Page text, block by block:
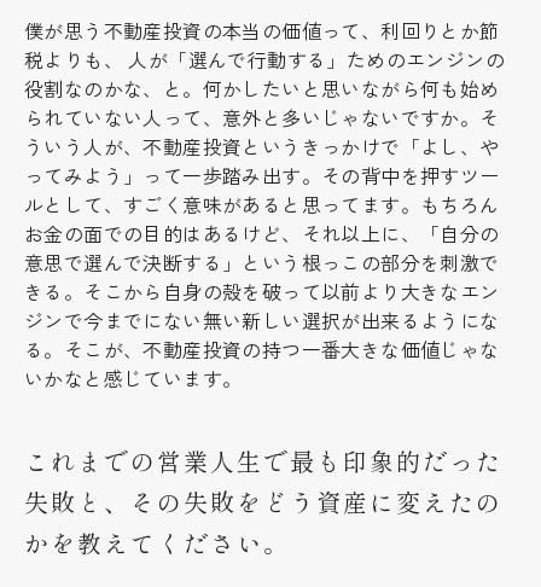
僕が思う不動産投資の本当の価値って、利回りとか節
税よりも、 人が「選んで行動する」ためのエンジンの
役割なのかな、と。何かしたいと思いながら何も始め
られていない人って、意外と多いじゃないですか。そ
ういう人が、不動産投資というきっかけで「よし、や
ってみよう」って一歩踏み出す。その背中を押すツー
ルとして、すごく意味があると思ってます。もちろん
お金の面での目的はあるけど、それ以上に、「自分の
意思で選んで決断する」という根っこの部分を刺激で
きる。そこから自身の殻を破って以前より大きなエン
ジンで今までにない無い新しい選択が出来るようにな
る。そこが、不動産投資の持つ一番大きな価値じゃな
いかなと感じています。
これまでの営業人生で最も印象的だった
失敗と、その失敗をどう資産に変えたの
かを教えてください。